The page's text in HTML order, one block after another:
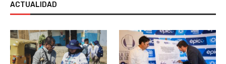
ACTUALIDAD